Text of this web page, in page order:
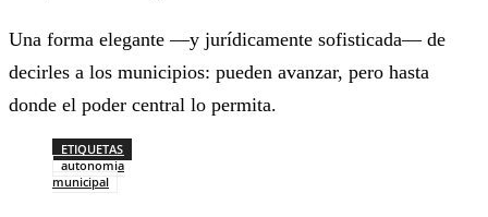
Una forma elegante —y jurídicamente sofisticada— de
decirles a los municipios: pueden avanzar, pero hasta
donde el poder central lo permita.
ETIQUETAS
autonomia
municipal